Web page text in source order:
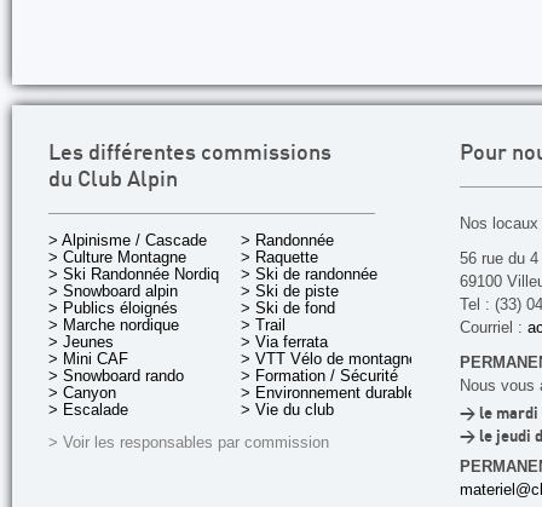
Les différentes commissions
du Club Alpin
> Alpinisme / Cascade
> Culture Montagne
> Ski Randonnée Nordique
> Snowboard alpin
> Publics éloignés
> Marche nordique
> Jeunes
> Mini CAF
> Snowboard rando
> Canyon
> Escalade
> Randonnée
> Raquette
> Ski de randonnée
> Ski de piste
> Ski de fond
> Trail
> Via ferrata
> VTT Vélo de montagne
> Formation / Sécurité
> Environnement durable
> Vie du club
> Voir les responsables par commission
Pour
Nos
56 rue du
69100
Tel : (33)
Courriel :
Nous vous
> le mardi
> le jeudi